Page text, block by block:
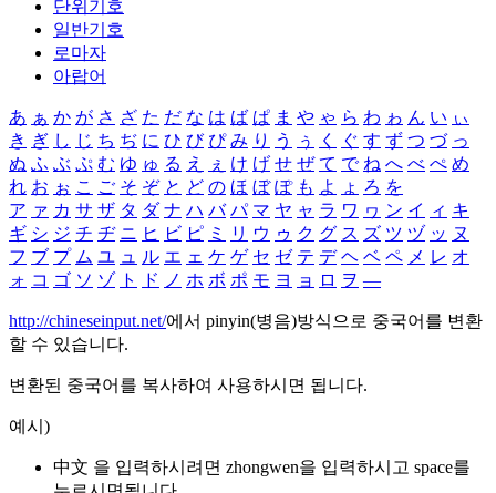
단위기호
일반기호
로마자
아랍어
あ ぁ か が さ ざ た だ な は ば ぱ ま や ゃ ら わ ゎ ん い ぃ
き ぎ し じ ち ぢ に ひ び ぴ み り う ぅ く ぐ す ず つ づ っ
ぬ ふ ぶ ぷ む ゆ ゅ る え ぇ け げ せ ぜ て で ね へ べ ぺ め
れ お ぉ こ ご そ ぞ と ど の ほ ぼ ぽ も よ ょ ろ を
ア ァ カ サ ザ タ ダ ナ ハ バ パ マ ヤ ャ ラ ワ ヮ ン イ ィ キ
ギ シ ジ チ ヂ ニ ヒ ビ ピ ミ リ ウ ゥ ク グ ス ズ ツ ヅ ッ ヌ
フ ブ プ ム ユ ュ ル エ ェ ケ ゲ セ ゼ テ デ ヘ ベ ペ メ レ オ
ォ コ ゴ ソ ゾ ト ド ノ ホ ボ ポ モ ヨ ョ ロ ヲ ―
http://chineseinput.net/에서 pinyin(병음)방식으로 중국어를 변환
할 수 있습니다.
변환된 중국어를 복사하여 사용하시면 됩니다.
예시)
中文 을 입력하시려면 zhongwen을 입력하시고 space를